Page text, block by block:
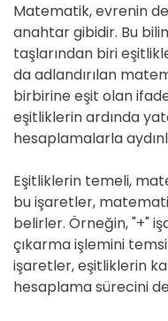
Matematik, evrenin
anahtar gibidir. Bu
taşlarından biri
da adlandırılan
birbirine eşit olan
eşitliklerin ardında
hesaplamalarla
Eşitliklerin temeli,
bu işaretler,
belirler. Örneğin, "+"
çıkarma işlemini
işaretler, eşitliklerin
hesaplama sürecini